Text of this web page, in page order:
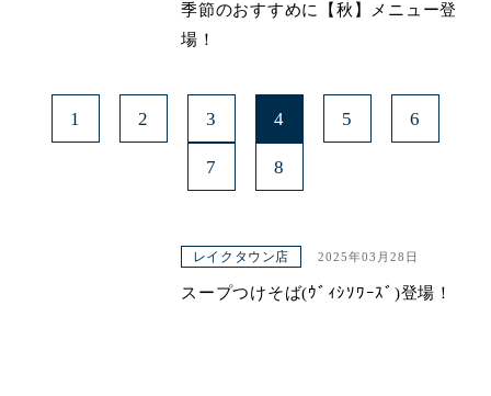
季節のおすすめに【秋】メニュー登
場！
1 2 3 4 5 6
7 8
レイクタウン店 2025年03月28日
スープつけそば(ｳﾞｨｼｿﾜｰｽﾞ)登場！